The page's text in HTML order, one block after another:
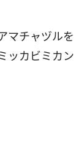
マチャヅルを
ッカビミカン